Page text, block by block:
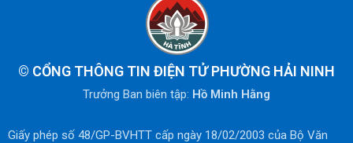
© CỔNG THÔNG TIN ĐIỆN TỬ PHƯỜNG HẢI NINH
Trưởng Ban biên tập: Hồ Minh Hằng
Giấy phép số 48/GP-BVHTT cấp ngày 18/02/2003 của Bộ Văn